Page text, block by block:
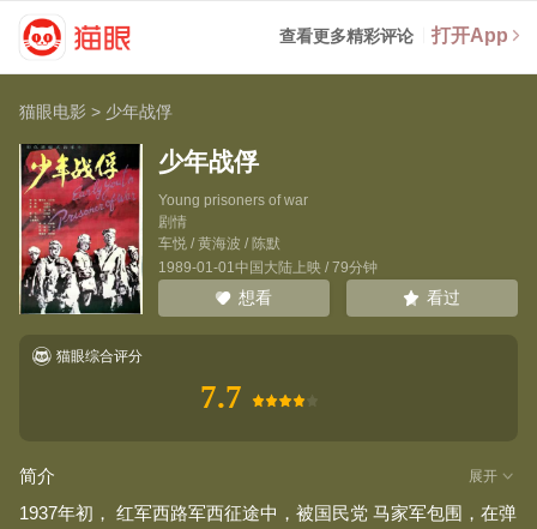
查看更多精彩评论 打开App
猫眼电影 > 少年战俘
少年战俘
Young prisoners of war
剧情
车悦/ 黄海波 / 陈默
1989-01-01中国大陆上映 / 79分钟
想看 看过
猫眼综合评分
7.7
简介 展开
1937年初， 红军西路军西征途中，被国民党 马家军包围，在弹